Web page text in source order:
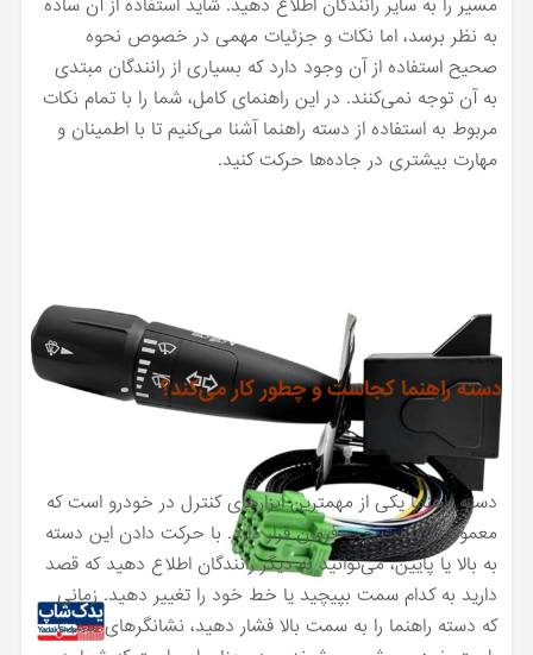
مسیر را به سایر رانندگان اطلاع دهید. شاید استفاده از آن ساده
به نظر برسد، اما نکات و جزئیات مهمی در خصوص نحوه
صحیح استفاده از آن وجود دارد که بسیاری از رانندگان مبتدی
به آن توجه نمی‌کنند. در این راهنمای کامل، شما را با تمام نکات
مربوط به استفاده از دسته راهنما آشنا می‌کنیم تا با اطمینان و
مهارت بیشتری در جاده‌ها حرکت کنید.
دسته راهنما کجاست و چطور کار می‌کند؟
دسته راهنما یکی از مهمترین ابزارهای کنترل در خودرو است که
معمولاً در سمت چپ فرمان قرار دارد. با حرکت دادن این دسته
به بالا یا پایین، می‌توانید به دیگر رانندگان اطلاع دهید که قصد
دارید به کدام سمت بپیچید یا خط خود را تغییر دهید. زمانی
که دسته راهنما را به سمت بالا فشار دهید، نشانگرهای سمت